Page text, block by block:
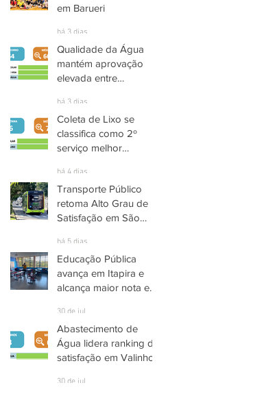
em Barueri
há 3 dias
Qualidade da Água
mantém aprovação
elevada entre
há 3 dias
Coleta de Lixo se
classifica como 2º
serviço melhor
de Parnaíba
há 4 dias
Transporte Público
retoma Alto Grau de
Satisfação em São
há 5 dias
Educação Pública
avança em Itapira e
alcança maior nota em
30 de jul.
Abastecimento de
Água lidera ranking de
satisfação em Valinhos
30 de jul.